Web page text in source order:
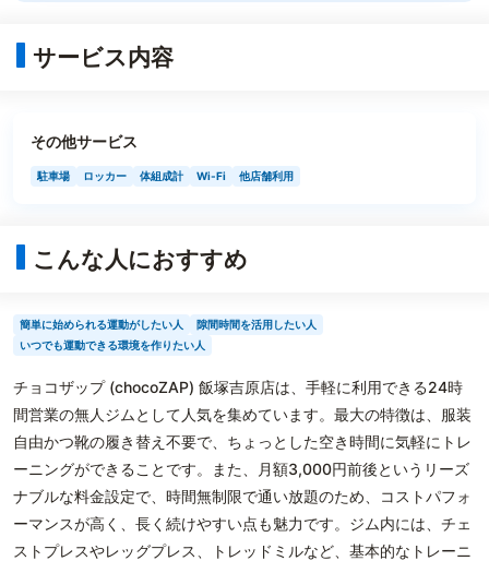
サービス内容
その他サービス
駐車場 ロッカー 体組成計 Wi-Fi 他店舗利用
こんな人におすすめ
簡単に始められる運動がしたい人
隙間時間を活用したい人
いつでも運動できる環境を作りたい人
チョコザップ (chocoZAP) 飯塚吉原店は、手軽に利用できる24時
間営業の無人ジムとして人気を集めています。最大の特徴は、服装
自由かつ靴の履き替え不要で、ちょっとした空き時間に気軽にトレ
ーニングができることです。また、月額3,000円前後というリーズ
ナブルな料金設定で、時間無制限で通い放題のため、コストパフォ
ーマンスが高く、長く続けやすい点も魅力です。ジム内には、チェ
ストプレスやレッグプレス、トレッドミルなど、基本的なトレーニ